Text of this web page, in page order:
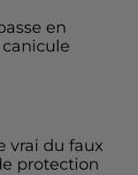
en
vrai du faux
protection